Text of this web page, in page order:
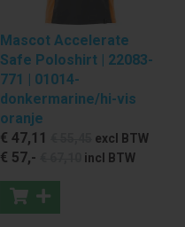
Mascot Accelerate
Safe Poloshirt | 22083-
771 | 01014-
donkermarine/hi-vis
oranje
€ 47,11 excl BTW
€ 57,- incl BTW